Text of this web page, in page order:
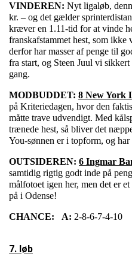
VINDEREN: Nyt ligaløb,
kr. – og det gælder
kræver en 1.11-tid for at vinde
franskafstammet hest, som ikke
derfor har masser af penge til
fra start, og Steen Juul vi
gang.
MODBUDDET: 8 New York
på Kriteriedagen, hvor den
måtte trave udvendigt. Med
trænede hest, så bliver det
You-sønnen er i topform, og
OUTSIDEREN: 6 Ingmar
samtidig rigtig godt inde på
målfotoet igen her, men det er
på i Odense!
CHANCE: A: 2-8-6-7-4-10
7. løb